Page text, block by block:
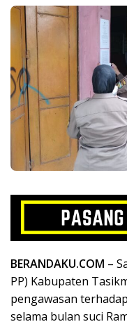
BERANDAKU.COM –
PP) Kabupaten
pengawasan
selama bulan suci